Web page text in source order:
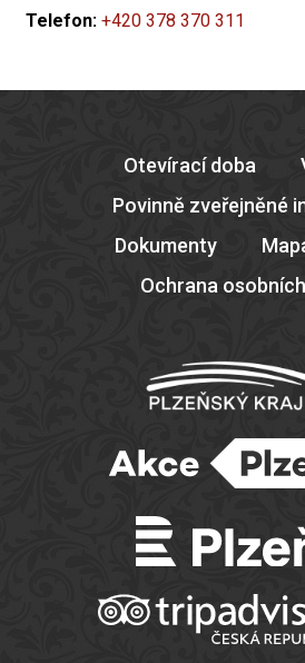
Telefon: +420 378 370 311
Otevírací doba
Povinně zveřejněné
Dokumenty
Ochrana